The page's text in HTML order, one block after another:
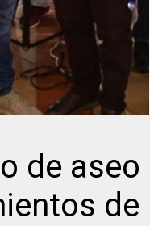
de aseo
de